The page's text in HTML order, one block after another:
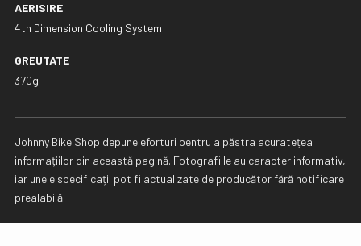
AERISIRE
4th Dimension Cooling System
GREUTATE
370g
Johnny Bike Shop depune eforturi pentru a păstra acuratețea
informațiilor din această pagină. Fotografiile au caracter informativ,
iar unele specificații pot fi actualizate de producător fără notificare
prealabilă.